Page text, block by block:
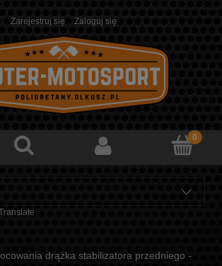
Zarejestruj się Zaloguj się
drążka stabilizatora przedniego -